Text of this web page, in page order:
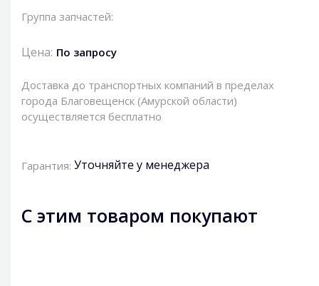
Группа запчастей:
Цена: По запросу
Доставка до транспортных компаний в пределах
города Благовещенск (Амурской области)
осуществляется бесплатно
Гарантия: Уточняйте у менеджера
С этим товаром покупают